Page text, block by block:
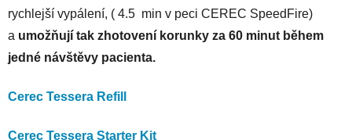
rychlejší vypálení, ( 4.5 min v peci CEREC SpeedFire)
a umožňují tak zhotovení korunky za 60 minut během
jedné návštěvy pacienta.
Cerec Tessera Refill
Cerec Tessera Starter Kit